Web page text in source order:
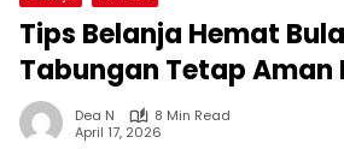
Tips Belanja Hemat
Tabungan Tetap Aman
Dea N
8 Min Read
April 17, 2026